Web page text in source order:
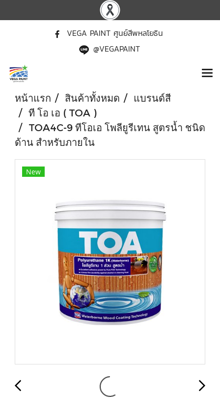
VEGA PAINT ศูนย์สีพหลโยธิน
@VEGAPAINT
หน้าแรก สินค้าทั้งหมด
แบรนด์สี
ที โอ เอ ( TOA )
TOA4C-9 ทีโอเอ โพลียูรีเทน สูตรน้ำ ชนิด
ด้าน สำหรับภายใน
New